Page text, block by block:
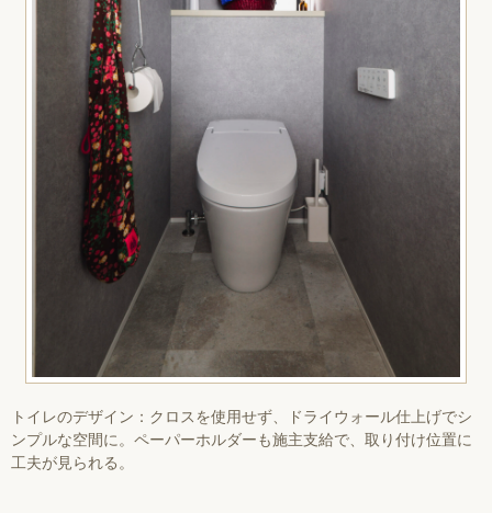
トイレのデザイン：クロスを使用せず、ドライウォール仕上げでシ
ンプルな空間に。ペーパーホルダーも施主支給で、取り付け位置に
工夫が見られる。